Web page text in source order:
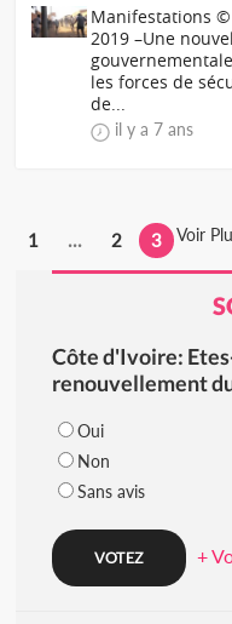
Manifestations ©
2019 –Une
les forces de
de...
il y a 7 ans
1 ... 2 3 Voir
Côte d'Ivoire:
renouvellement
Oui
Non
Sans avis
+